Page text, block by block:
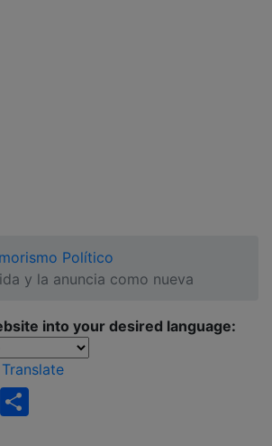
Político
y la anuncia como nueva
into your desired language:
Translate
Pinterest